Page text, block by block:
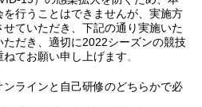
行うことはできませんが、実施方
ていただき、下記の通り実施いた
ただき、適切に2022シーズンの競技
てお願い申し上げます。
ラインと自己研修のどちらかで必